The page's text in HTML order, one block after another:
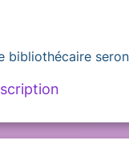
bibliothécaire